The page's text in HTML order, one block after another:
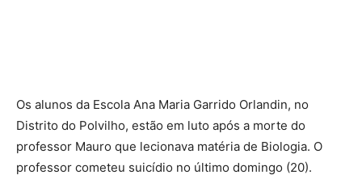
Os alunos da Escola Ana Maria Garrido Orlandin, no
Distrito do Polvilho, estão em luto após a morte do
professor Mauro que lecionava matéria de Biologia. O
professor cometeu suicídio no último domingo (20).